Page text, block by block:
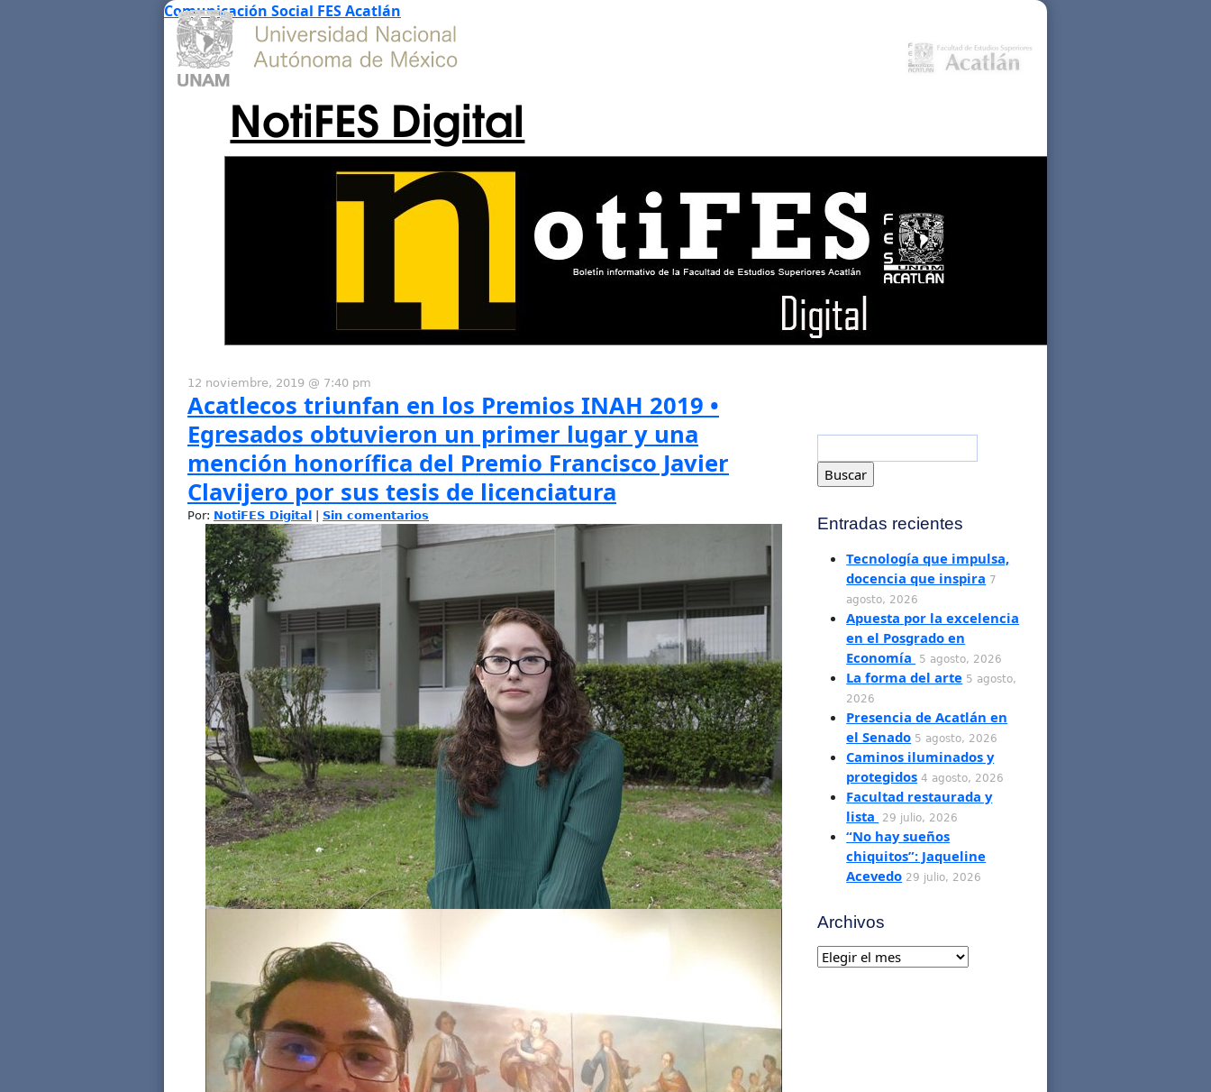
Comunicación Social FES Acatlán
NotiFES Digital
12 noviembre, 2019 @ 7:40 pm
Acatlecos triunfan en los Premios INAH 2019 •
Egresados obtuvieron un primer lugar y una
mención honorífica del Premio Francisco Javier
Clavijero por sus tesis de licenciatura
Por: NotiFES Digital Sin comentarios Entradas recientes
Tecnología que impulsa,
docencia que inspira 7
agosto, 2026
Apuesta por la excelencia
en el Posgrado en
Economía
5 agosto, 2026
La forma del arte 5 agosto,
2026
Presencia de Acatlán en
el Senado 5 agosto, 2026
Caminos iluminados y
protegidos 4 agosto, 2026
Facultad restaurada y
lista
29 julio, 2026
“No hay sueños
chiquitos”: Jaqueline
Acevedo 29 julio, 2026
Archivos
Archivos